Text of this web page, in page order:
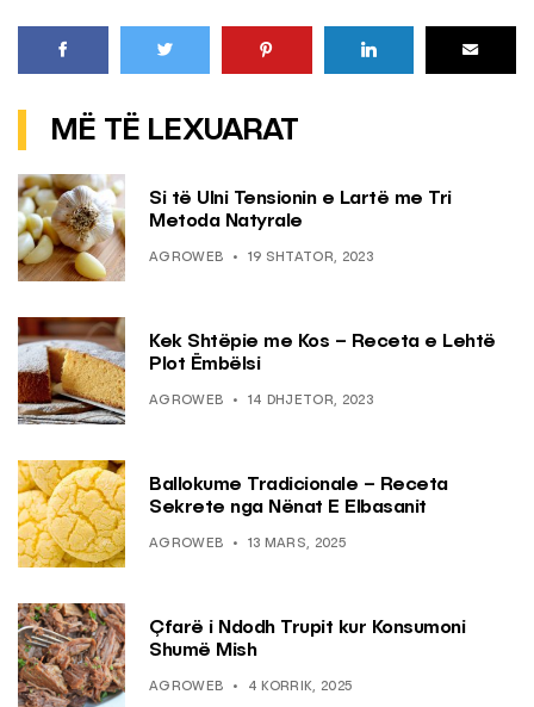
MË TË LEXUARAT
Si të Ulni Tensionin e Lartë me Tri
Metoda Natyrale
AGROWEB 19 SHTATOR, 2023
Kek Shtëpie me Kos – Receta e Lehtë
Plot Ëmbëlsi
AGROWEB 14 DHJETOR, 2023
Ballokume Tradicionale – Receta
Sekrete nga Nënat E Elbasanit
AGROWEB 13 MARS, 2025
Çfarë i Ndodh Trupit kur Konsumoni
Shumë Mish
AGROWEB 4 KORRIK, 2025